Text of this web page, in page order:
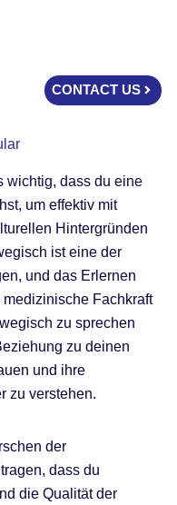
CONTACT US
wichtig, dass du eine
um effektiv mit
Hintergründen
ist eine der
und das Erlernen
Fachkraft
zu sprechen
zu deinen
und ihre
zu verstehen.
der
dass du
die Qualität der